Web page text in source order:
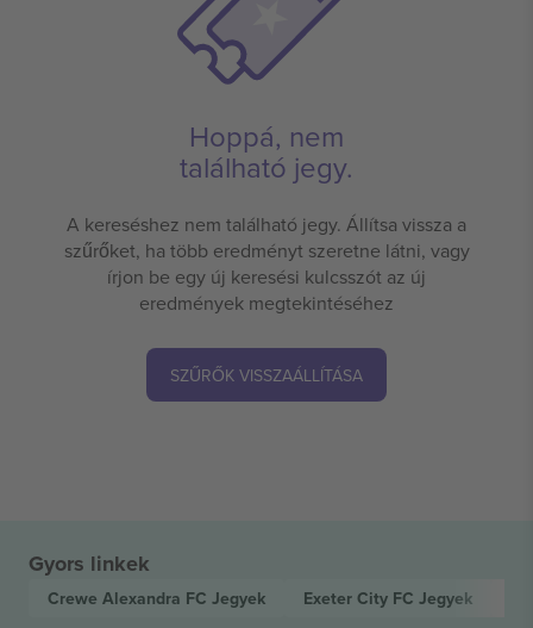
Hoppá, nem
található jegy.
A kereséshez nem található jegy. Állítsa vissza a
szűrőket, ha több eredményt szeretne látni, vagy
írjon be egy új keresési kulcsszót az új
eredmények megtekintéséhez
SZŰRŐK VISSZAÁLLÍTÁSA
Gyors linkek
Crewe Alexandra FC Jegyek Exeter City FC Jegyek